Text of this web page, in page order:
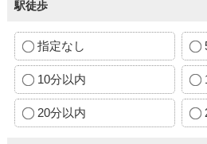
駅徒歩
指定なし
10分以内
20分以内